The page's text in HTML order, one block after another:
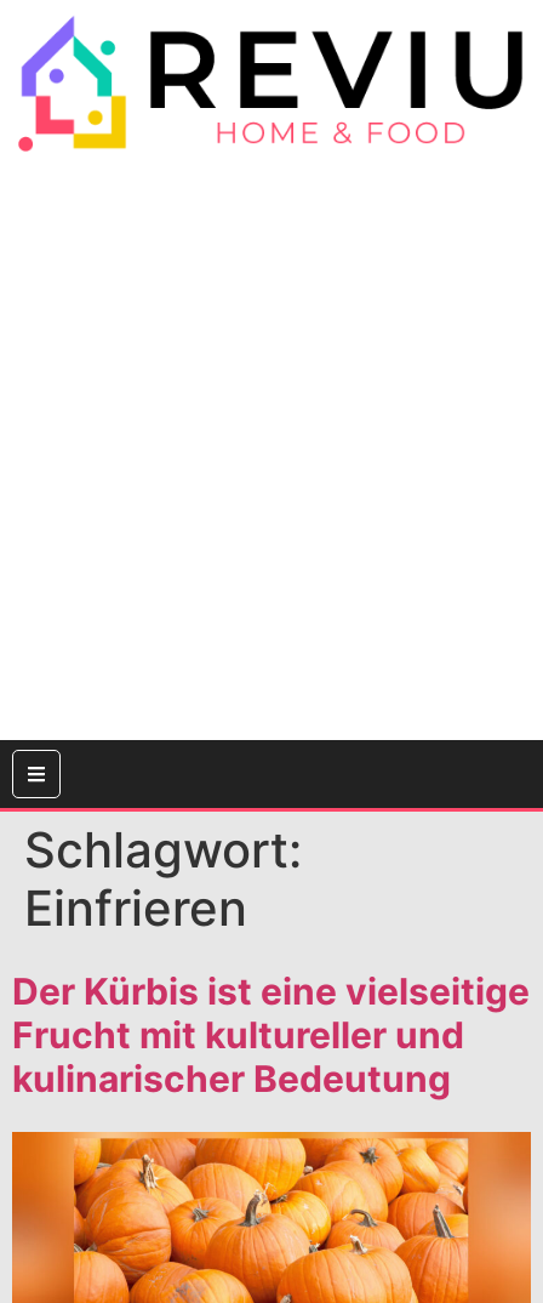
Schlagwort:
Einfrieren
Der Kürbis ist eine vielseitige
Frucht mit kultureller und
kulinarischer Bedeutung